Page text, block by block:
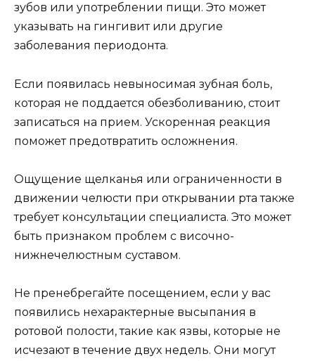
зубов или употреблении пищи. Это может
указывать на гингивит или другие
заболевания периодонта.
Если появилась невыносимая зубная боль,
которая не поддается обезболиванию, стоит
записаться на прием. Ускоренная реакция
поможет предотвратить осложнения.
Ощущение щелканья или ограниченности в
движении челюсти при открывании рта также
требует консультации специалиста. Это может
быть признаком проблем с височно-
нижнечелюстным суставом.
Не пренебрегайте посещением, если у вас
появились нехарактерные высыпания в
ротовой полости, такие как язвы, которые не
исчезают в течение двух недель. Они могут